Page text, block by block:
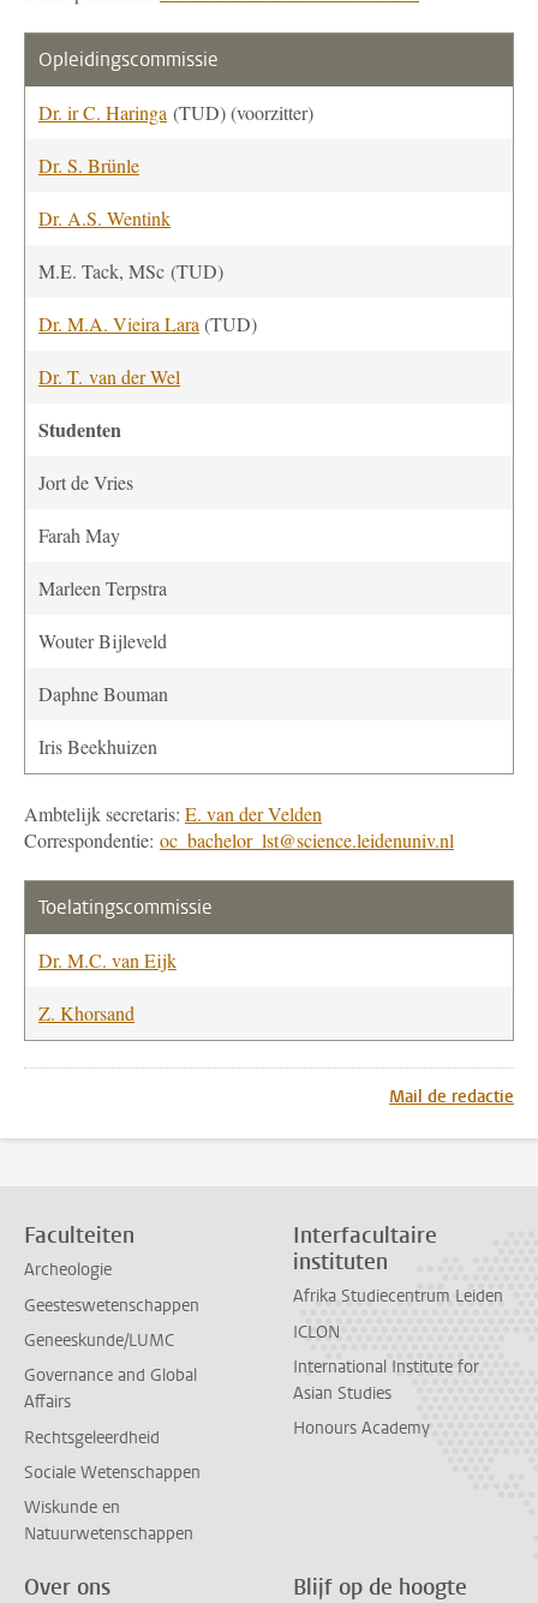
Opleidingscommissie
Dr. ir C. Haringa (TUD) (voorzitter)
Dr. S. Brünle
Dr. A.S. Wentink
M.E. Tack, MSc (TUD)
Dr. M.A. Vieira Lara (TUD)
Dr. T. van der Wel
Studenten
Jort de Vries
Farah May
Marleen Terpstra
Wouter Bijleveld
Daphne Bouman
Iris Beekhuizen
Ambtelijk secretaris: E. van der Velden
Correspondentie: oc_bachelor_lst@science.leidenuniv.nl
Toelatingscommissie
Dr. M.C. van Eijk
Z. Khorsand
Mail de redactie
Faculteiten
Archeologie
Geesteswetenschappen
Geneeskunde/LUMC
Governance and Global
Affairs
Rechtsgeleerdheid
Sociale Wetenschappen
Wiskunde en
Natuurwetenschappen
Interfacultaire
instituten
Afrika Studiecentrum Leiden
ICLON
International Institute for
Asian Studies
Honours Academy
Over ons Blijf op de hoogte